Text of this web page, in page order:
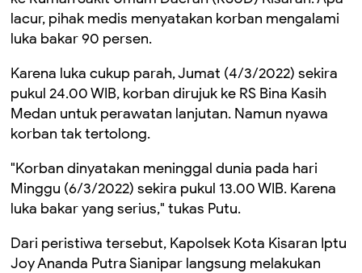
lacur, pihak medis menyatakan korban mengalami
luka bakar 90 persen.
Karena luka cukup parah, Jumat (4/3/2022) sekira
pukul 24.00 WIB, korban dirujuk ke RS Bina Kasih
Medan untuk perawatan lanjutan. Namun nyawa
korban tak tertolong.
"Korban dinyatakan meninggal dunia pada hari
Minggu (6/3/2022) sekira pukul 13.00 WIB. Karena
luka bakar yang serius," tukas Putu.
Dari peristiwa tersebut, Kapolsek Kota Kisaran Iptu
Joy Ananda Putra Sianipar langsung melakukan